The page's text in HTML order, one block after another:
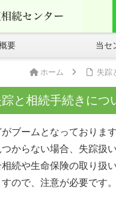
せ よ
要 当セ
ホーム 失踪
と相続手続きにつ
ブームとなっておりま
からない場合、失踪扱
続や生命保険の取り扱
ので、注意が必要です。
談センター